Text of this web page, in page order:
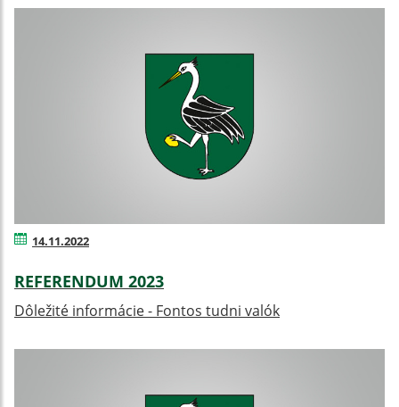
14.11.2022
REFERENDUM 2023
Dôležité informácie - Fontos tudni valók